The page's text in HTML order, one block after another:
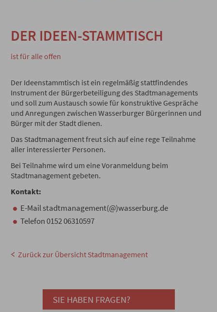
DER IDEEN-STAMMTISCH
ist für alle offen
Der Ideenstammtisch ist ein regelmäßig stattfindendes
Instrument der Bürgerbeteiligung des Stadtmanagements
und soll zum Austausch sowie für konstruktive Gespräche
und Anregungen zwischen Wasserburger Bürgerinnen und
Bürger mit der Stadt dienen.
Das Stadtmanagement freut sich auf eine rege Teilnahme
aller interessierter Personen.
Bei Teilnahme wird um eine Voranmeldung beim
Stadtmanagement gebeten.
Kontakt:
E-Mail stadtmanagement(@)wasserburg.de
Telefon 0152 06310597
Zurück zur Übersicht Stadtmanagement
SIE HABEN FRAGEN?